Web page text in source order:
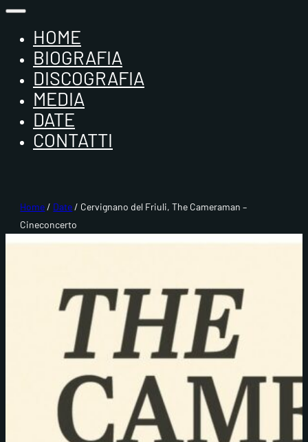
HOME
BIOGRAFIA
DISCOGRAFIA
MEDIA
DATE
CONTATTI
Home/ Date/ Cervignano del Friuli, The Cameraman –
Cineconcerto